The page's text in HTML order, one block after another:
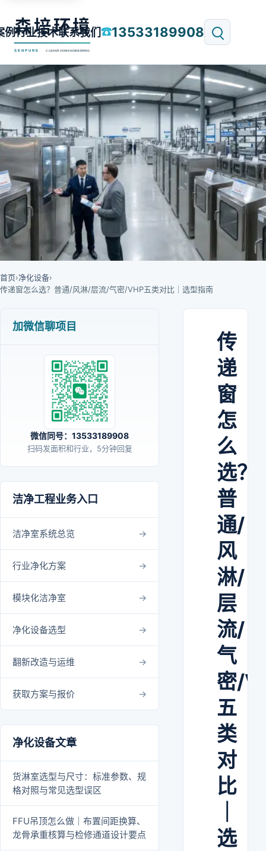
例行业技术联系我们☎13533189908
首页›净化设备›
传递窗怎么选？普通/风淋/层流/气密/VHP五类对比｜选型指南
加微信聊项目
微信同号：13533189908
扫码发面积和行业，5分钟回复
洁净工程业务入口
洁净室系统总览
行业净化方案
模块化洁净室
净化设备选型
翻新改造与运维
获取方案与报价
净化设备文章
货淋室选型与尺寸：标准参数、规
格对照与常见选型误区
FFU吊顶怎么做｜布置间距换算、
龙骨承重核算与检修通道设计要点
传
递
窗
怎
么
选？
普
通/
风
淋/
层
流/
气
密/
五
类
对
比
选